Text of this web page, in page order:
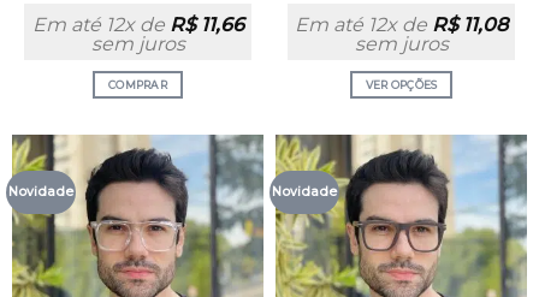
Em até 12x de R$11,66
sem juros
COMPRAR
Em até 12x de R$11,08
sem juros
VER OPÇÕES
Novidade Novidade